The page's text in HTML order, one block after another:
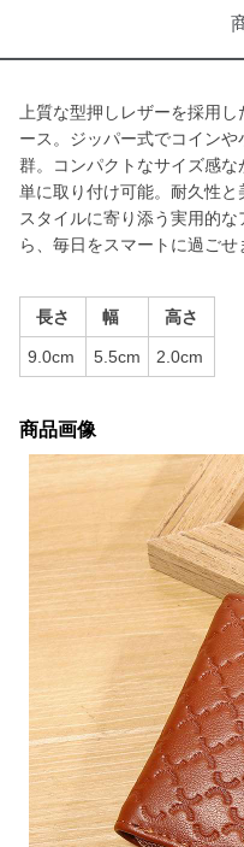
上質な型押しレザーを採用
ース。ジッパー式でコイン
群。コンパクトなサイズ感
単に取り付け可能。耐久性
スタイルに寄り添う実用的
ら、毎日をスマートに過ごせ
長さ 幅 高さ
9.0cm 5.5cm 2.0cm
商品画像